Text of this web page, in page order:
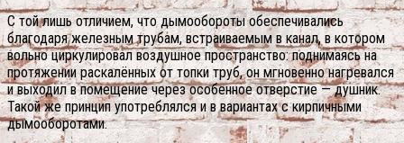
С той лишь отличием, что дымообороты обеспечивались
благодаря железным трубам, встраиваемым в канал, в котором
вольно циркулировал воздушное пространство: поднимаясь на
протяжении раскалённых от топки труб, он мгновенно нагревался
и выходил в помещение через особенное отверстие — душник.
Такой же принцип употреблялся и в вариантах с кирпичными
дымооборотами.